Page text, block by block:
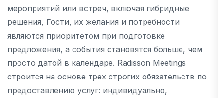
мероприятий или встреч, включая гибридные
решения, Гости, их желания и потребности
являются приоритетом при подготовке
предложения, а события становятся больше, чем
просто датой в календаре. Radisson Meetings
строится на основе трех строгих обязательств по
предоставлению услуг: индивидуально,